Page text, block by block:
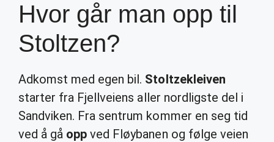
Hvor går man opp til
Stoltzen?
Adkomst med egen bil. Stoltzekleiven
starter fra Fjellveiens aller nordligste del i
Sandviken. Fra sentrum kommer en seg tid
ved å gå opp ved Fløybanen og følge veien